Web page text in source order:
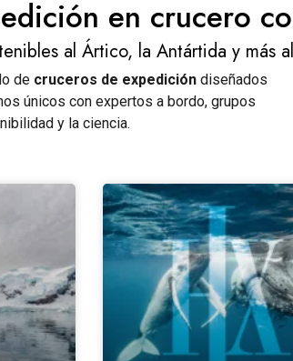
en crucero
al Ártico, la Antártida y más
de cruceros de expedición diseñados
únicos con expertos a bordo, grupos
y la ciencia.